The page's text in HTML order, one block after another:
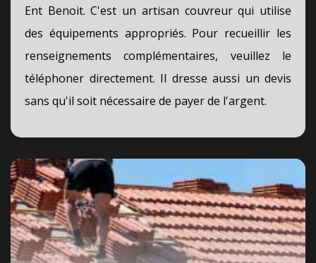
Ent Benoit. C'est un artisan couvreur qui utilise
des équipements appropriés. Pour recueillir les
renseignements complémentaires, veuillez le
téléphoner directement. Il dresse aussi un devis
sans qu'il soit nécessaire de payer de l'argent.